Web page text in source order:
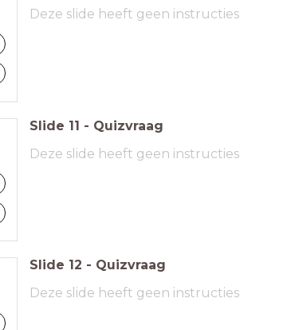
Deze slide heeft geen instructies
Slide 11 - Quizvraag
Deze slide heeft geen instructies
Slide 12 - Quizvraag
Deze slide heeft geen instructies